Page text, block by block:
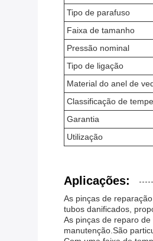
Tipo de parafuso
Faixa de tamanho
Pressão nominal
Tipo de ligação
Material do anel de
Classificação de
Garantia
Utilização
Aplicações:
As pinças de
tubos danificados,
As pinças de reparo
manutenção.São